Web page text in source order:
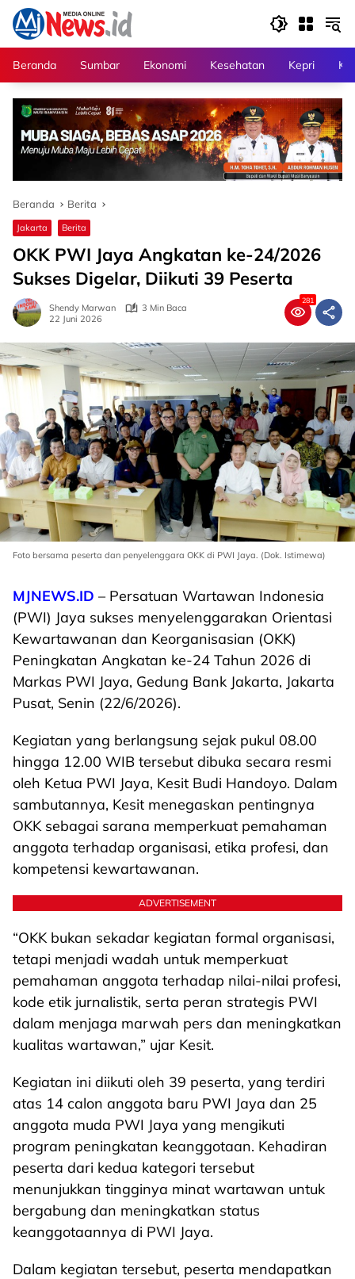
Langsung
konten
Beranda
Sumbar Ekonomi Kesehatan Kepri
Beranda Berita
Jakarta Berita
OKK PWI Jaya Angkatan ke-24/2026
Sukses Digelar, Diikuti 39 Peserta
Shendy Marwan
3 Min Baca
22 Juni 2026
281
Foto bersama peserta dan penyelenggara OKK di PWI Jaya. (Dok. Istimewa)
MJNEWS.ID – Persatuan Wartawan Indonesia
(PWI) Jaya sukses menyelenggarakan Orientasi
Kewartawanan dan Keorganisasian (OKK)
Peningkatan Angkatan ke-24 Tahun 2026 di
Markas PWI Jaya, Gedung Bank Jakarta, Jakarta
Pusat, Senin (22/6/2026).
Kegiatan yang berlangsung sejak pukul 08.00
hingga 12.00 WIB tersebut dibuka secara resmi
oleh Ketua PWI Jaya, Kesit Budi Handoyo. Dalam
sambutannya, Kesit menegaskan pentingnya
OKK sebagai sarana memperkuat pemahaman
anggota terhadap organisasi, etika profesi, dan
kompetensi kewartawanan.
ADVERTISEMENT
“OKK bukan sekadar kegiatan formal organisasi,
tetapi menjadi wadah untuk memperkuat
pemahaman anggota terhadap nilai-nilai profesi,
kode etik jurnalistik, serta peran strategis PWI
dalam menjaga marwah pers dan meningkatkan
kualitas wartawan,” ujar Kesit.
Kegiatan ini diikuti oleh 39 peserta, yang terdiri
atas 14 calon anggota baru PWI Jaya dan 25
anggota muda PWI Jaya yang mengikuti
program peningkatan keanggotaan. Kehadiran
peserta dari kedua kategori tersebut
menunjukkan tingginya minat wartawan untuk
bergabung dan meningkatkan status
keanggotaannya di PWI Jaya.
Dalam kegiatan tersebut, peserta mendapatkan